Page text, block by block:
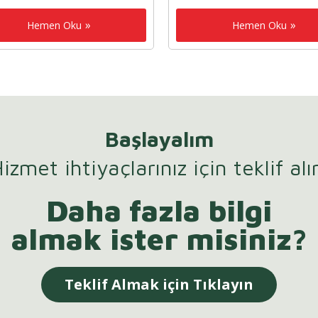
Hemen Oku Hemen Oku
Başlayalım
ihtiyaçlarınız için teklif
Daha fazla bilgi
almak ister misiniz?
Teklif Almak için Tıklayın